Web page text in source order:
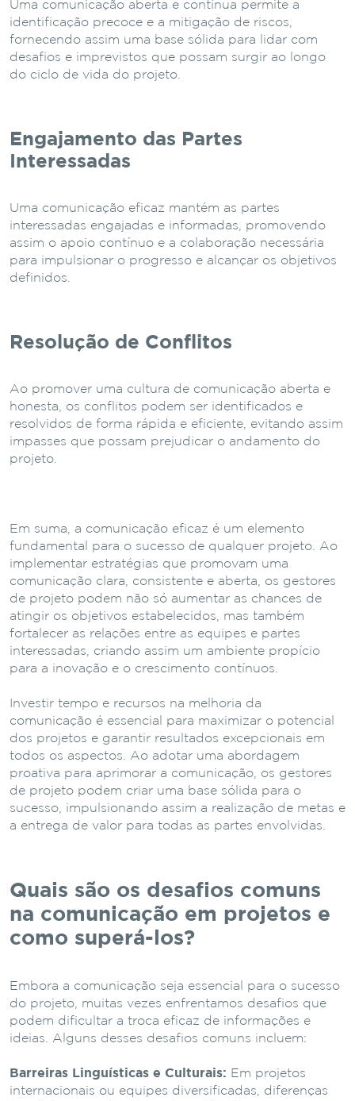
Uma comunicação aberta e contínua permite a
identificação precoce e a mitigação de riscos,
fornecendo assim uma base sólida para lidar com
desafios e imprevistos que possam surgir ao longo
do ciclo de vida do projeto.
Engajamento das Partes
Interessadas
Uma comunicação eficaz mantém as partes
interessadas engajadas e informadas, promovendo
assim o apoio contínuo e a colaboração necessária
para impulsionar o progresso e alcançar os objetivos
definidos.
Resolução de Conflitos
Ao promover uma cultura de comunicação aberta e
honesta, os conflitos podem ser identificados e
resolvidos de forma rápida e eficiente, evitando assim
impasses que possam prejudicar o andamento do
projeto.
Em suma, a comunicação eficaz é um elemento
fundamental para o sucesso de qualquer projeto. Ao
implementar estratégias que promovam uma
comunicação clara, consistente e aberta, os gestores
de projeto podem não só aumentar as chances de
atingir os objetivos estabelecidos, mas também
fortalecer as relações entre as equipes e partes
interessadas, criando assim um ambiente propício
para a inovação e o crescimento contínuos.
Investir tempo e recursos na melhoria da
comunicação é essencial para maximizar o potencial
dos projetos e garantir resultados excepcionais em
todos os aspectos. Ao adotar uma abordagem
proativa para aprimorar a comunicação, os gestores
de projeto podem criar uma base sólida para o
sucesso, impulsionando assim a realização de metas e
a entrega de valor para todas as partes envolvidas.
Quais são os desafios comuns
na comunicação em projetos e
como superá-los?
Embora a comunicação seja essencial para o sucesso
do projeto, muitas vezes enfrentamos desafios que
podem dificultar a troca eficaz de informações e
ideias. Alguns desses desafios comuns incluem:
Barreiras Linguísticas e Culturais: Em projetos
internacionais ou equipes diversificadas, diferenças